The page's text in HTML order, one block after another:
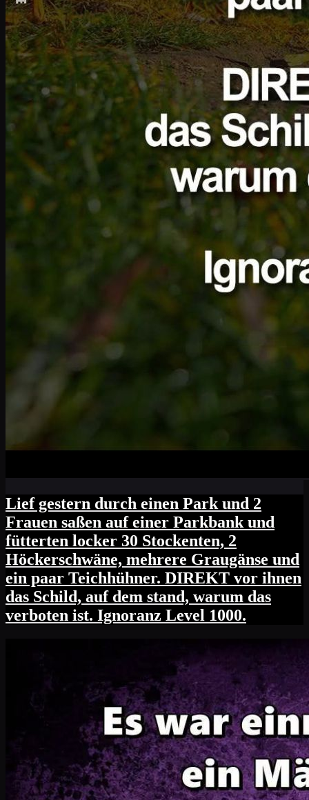
Lief gestern durch einen Park und 2
Frauen saßen auf einer Parkbank und
fütterten locker 30 Stockenten, 2
Höckerschwäne, mehrere Graugänse und
ein paar Teichhühner. DIREKT vor ihnen
das Schild, auf dem stand, warum das
verboten ist. Ignoranz Level 1000.